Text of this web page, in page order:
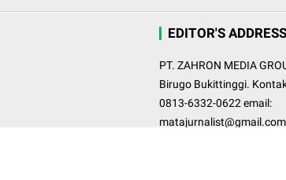
EDITOR'S ADDRESS
PT. ZAHRON MEDIA
Birugo Bukittinggi.
0813-6332-0622 email:
matajurnalist@gmail.com